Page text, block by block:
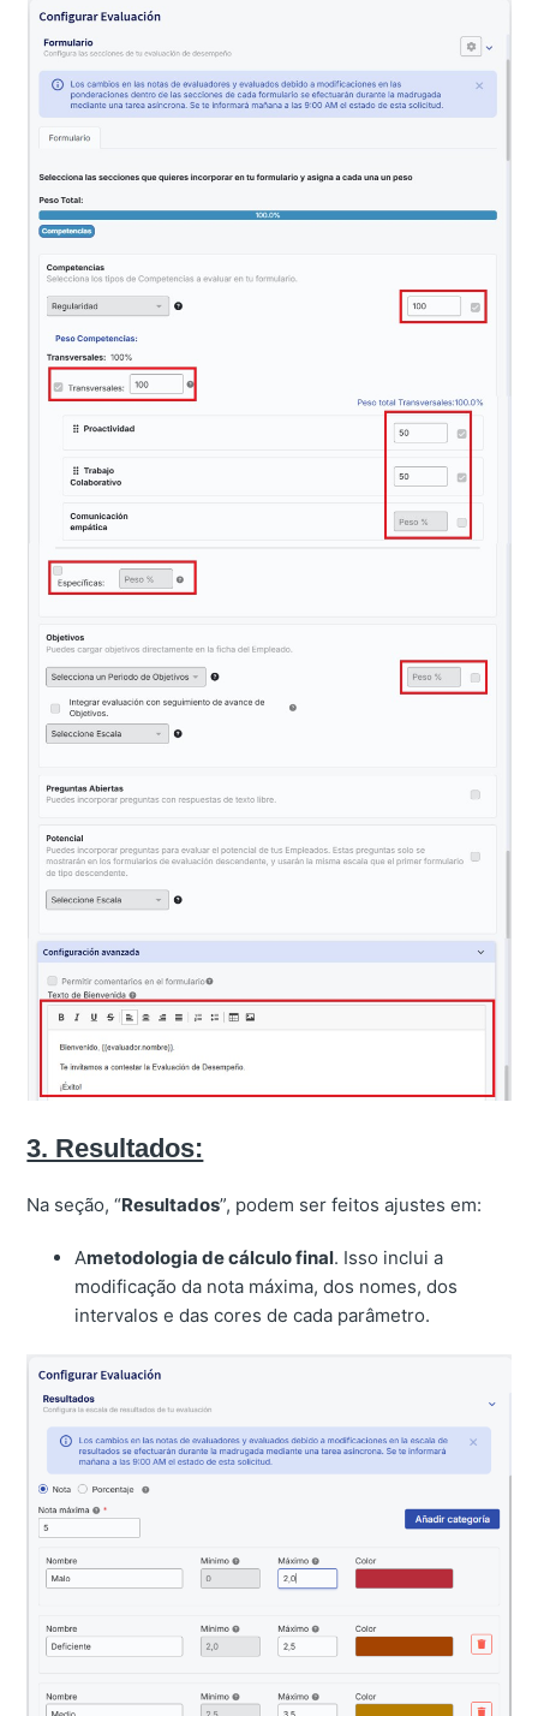
3. Resultados:
Na seção, “Resultados”, podem ser feitos ajustes em:
Ametodologia de cálculo final. Isso inclui a
modificação da nota máxima, dos nomes, dos
intervalos e das cores de cada parâmetro.